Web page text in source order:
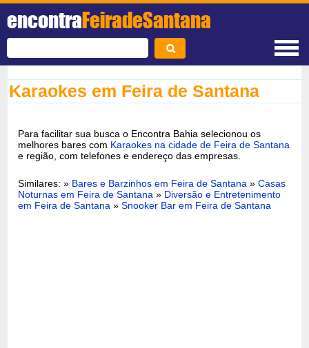
encontraFeiradeSantana
Karaokes em Feira de Santana
Para facilitar sua busca o Encontra Bahia selecionou os
melhores bares com Karaokes na cidade de Feira de Santana
e região, com telefones e endereço das empresas.
Similares: » Bares e Barzinhos em Feira de Santana »Casas
Noturnas em Feira de Santana » Diversão e Entretenimento
em Feira de Santana »Snooker Bar em Feira de Santana